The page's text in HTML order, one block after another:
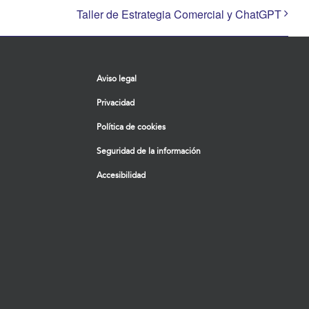
Taller de Estrategia Comercial y ChatGPT
Aviso legal
Privacidad
Política de cookies
Seguridad de la información
Accesibilidad